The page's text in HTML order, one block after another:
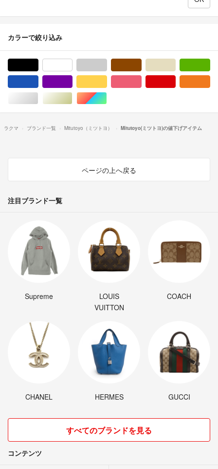
カラーで絞り込み
シルバー/銀色系ゴールド/金色系マルチカラー
ラクマ ブランド一覧 Mitutoyo（ミツトヨ） Mitutoyo(ミツトヨ)の値下げアイテム
ページの上へ戻る
注目ブランド一覧
Supreme
LOUIS
VUITTON
COACH
CHANEL HERMES GUCCI
すべてのブランドを見る
コンテンツ